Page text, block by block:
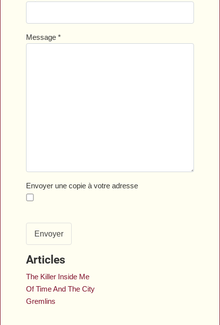
Message *
Envoyer une copie à votre adresse
Envoyer
Articles
The Killer Inside Me
Of Time And The City
Gremlins